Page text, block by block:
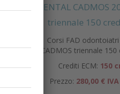
DENTAL CADMOS
triennale 150
Corsi FAD
CADMOS triennale 150
Crediti ECM: 150
Prezzo: 280,00 €